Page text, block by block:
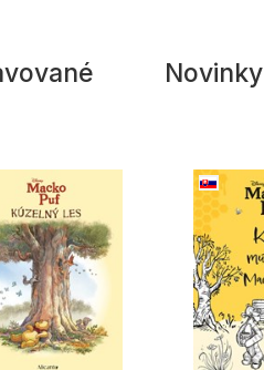
Zdravie a životný štýl
kategórie
Novinky